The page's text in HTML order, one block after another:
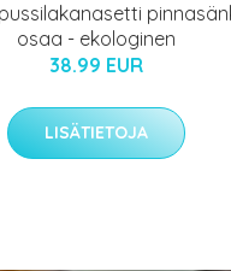
pussilakanasetti
osaa - ekologinen
38.99 EUR
LISÄTIETOJA